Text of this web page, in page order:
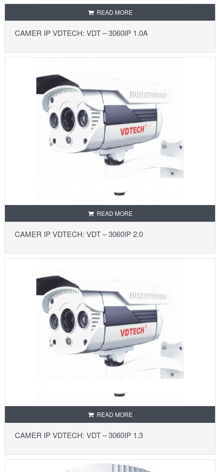
READ MORE
CAMER IP VDTECH: VDT – 3060IP 1.0A
READ MORE
CAMER IP VDTECH: VDT – 3060IP 2.0
READ MORE
CAMER IP VDTECH: VDT – 3060IP 1.3